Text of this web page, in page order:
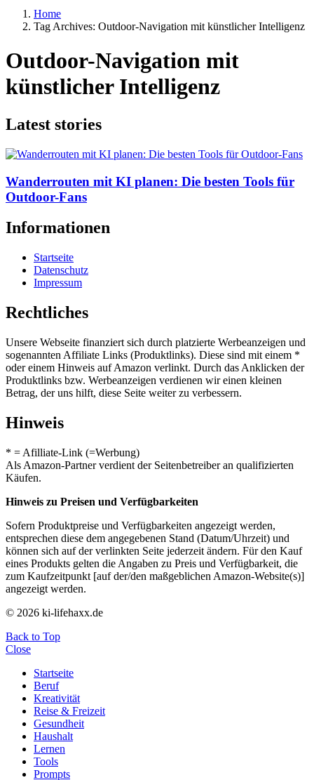
Home
Tag Archives: Outdoor-Navigation mit künstlicher Intelligenz
Outdoor-Navigation mit
künstlicher Intelligenz
Latest stories
Wanderrouten mit KI planen: Die besten Tools für
Outdoor-Fans
Informationen
Startseite
Datenschutz
Impressum
Rechtliches
Unsere Webseite finanziert sich durch platzierte Werbeanzeigen und
sogenannten Affiliate Links (Produktlinks). Diese sind mit einem *
oder einem Hinweis auf Amazon verlinkt. Durch das Anklicken der
Produktlinks bzw. Werbeanzeigen verdienen wir einen kleinen
Betrag, der uns hilft, diese Seite weiter zu verbessern.
Hinweis
* = Afilliate-Link (=Werbung)
Als Amazon-Partner verdient der Seitenbetreiber an qualifizierten
Käufen.
Hinweis zu Preisen und Verfügbarkeiten
Sofern Produktpreise und Verfügbarkeiten angezeigt werden,
entsprechen diese dem angegebenen Stand (Datum/Uhrzeit) und
können sich auf der verlinkten Seite jederzeit ändern. Für den Kauf
eines Produkts gelten die Angaben zu Preis und Verfügbarkeit, die
zum Kaufzeitpunkt [auf der/den maßgeblichen Amazon-Website(s)]
angezeigt werden.
© 2026 ki-lifehaxx.de
Back to Top
Close
Startseite
Beruf
Kreativität
Reise & Freizeit
Gesundheit
Haushalt
Lernen
Tools
Prompts